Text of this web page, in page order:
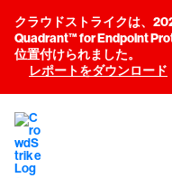
クラウドストライクは、
Quadrant™ for Endpoint
位置付けられました。
レポートをダウンロード